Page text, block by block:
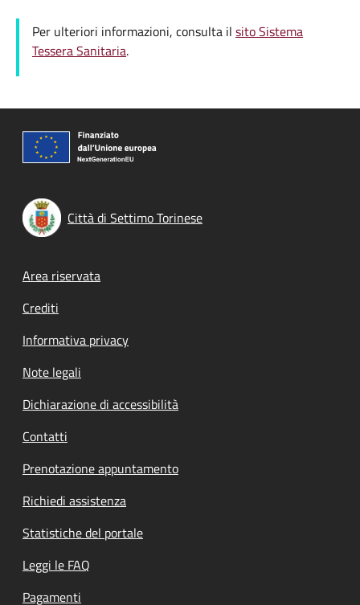
Per ulteriori informazioni, consulta il sito Sistema
Tessera Sanitaria.
Città di Settimo Torinese
Footer menu
Area riservata
Crediti
Informativa privacy
Note legali
Dichiarazione di accessibilità
Contatti
Prenotazione appuntamento
Richiedi assistenza
Statistiche del portale
Leggi le FAQ
Pagamenti